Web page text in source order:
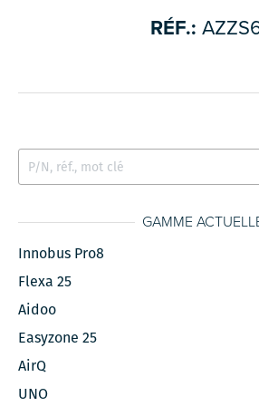
RÉF.:
GAMME
Innobus Pro8
Flexa 25
Aidoo
Easyzone 25
AirQ
UNO